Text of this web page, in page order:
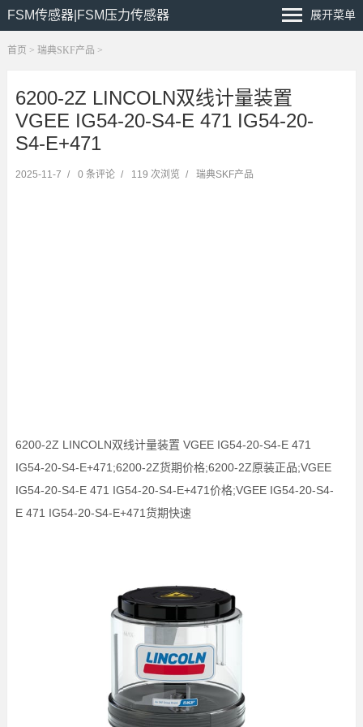
FSM传感器|FSM压力传感器 展开菜单
首页 > 瑞典SKF产品 >
6200-2Z LINCOLN双线计量装置
VGEE IG54-20-S4-E 471 IG54-20-
S4-E+471
2025-11-7 / 0 条评论 / 119 次浏览 / 瑞典SKF产品
6200-2Z LINCOLN双线计量装置 VGEE IG54-20-S4-E 471
IG54-20-S4-E+471;6200-2Z货期价格;6200-2Z原装正品;VGEE
IG54-20-S4-E 471 IG54-20-S4-E+471价格;VGEE IG54-20-S4-
E 471 IG54-20-S4-E+471货期快速